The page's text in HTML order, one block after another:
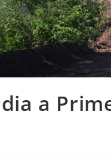
a